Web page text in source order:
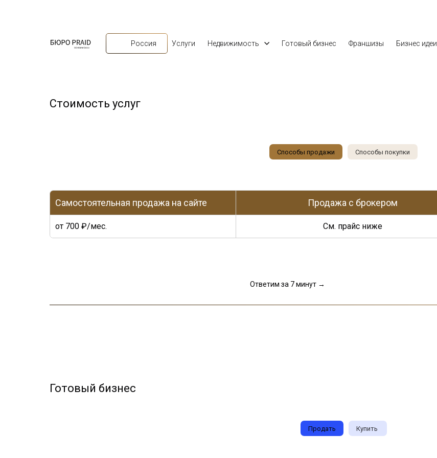
Россия Услуги Недвижимость Готовый бизнес Франшизы Бизнес идеи
Стоимость услуг
Способы продажи Способы покупки
Самостоятельная продажа на сайте Продажа с брокером
от 700 ₽/мес. См. прайс ниже
Ответим за 7 минут →
Готовый бизнес
Продать Купить